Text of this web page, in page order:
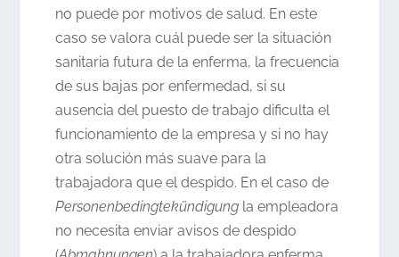
no puede por motivos de salud. En este
caso se valora cuál puede ser la situación
sanitaria futura de la enferma, la frecuencia
de sus bajas por enfermedad, si su
ausencia del puesto de trabajo dificulta el
funcionamiento de la empresa y si no hay
otra solución más suave para la
trabajadora que el despido. En el caso de
Personenbedingtekündigung la empleadora
no necesita enviar avisos de despido